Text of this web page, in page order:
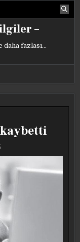
–
fazlası…
kaybetti